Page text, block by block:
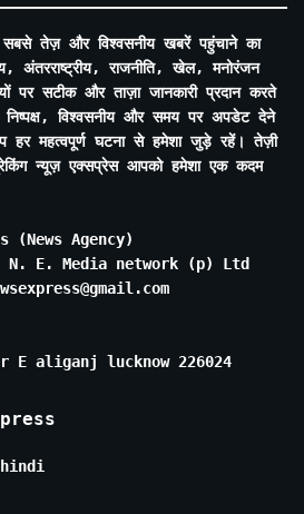
तेज़ और विश्वसनीय खबरें पहुंचाने का
अंतरराष्ट्रीय, राजनीति, खेल, मनोरंजन
पर सटीक और ताज़ा जानकारी प्रदान करते
निष्पक्ष, विश्वसनीय और समय पर अपडेट देने
हर महत्वपूर्ण घटना से हमेशा जुड़े रहें। तेज़ी
न्यूज़ एक्सप्रेस आपको हमेशा एक कदम
(News Agency)
E. Media network (p) Ltd
E aliganj lucknow 226024